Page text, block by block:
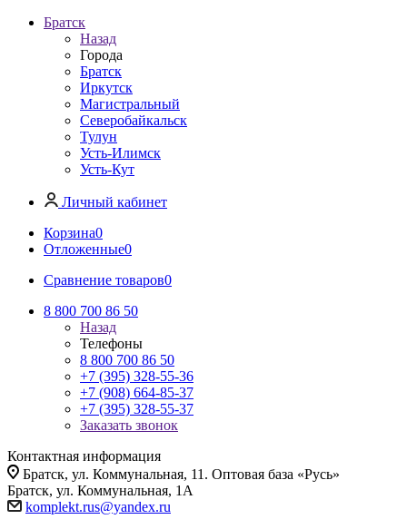
Братск
Назад
Города
Братск
Иркутск
Магистральный
Северобайкальск
Тулун
Усть-Илимск
Усть-Кут
Личный кабинет
Корзина0
Отложенные0
Сравнение товаров0
8 800 700 86 50
Назад
Телефоны
8 800 700 86 50
+7 (395) 328-55-36
+7 (908) 664-85-37
+7 (395) 328-55-37
Заказать звонок
Контактная информация
Братск, ул. Коммунальная, 11. Оптовая база «Русь»
Братск, ул. Коммунальная, 1А
komplekt.rus@yandex.ru